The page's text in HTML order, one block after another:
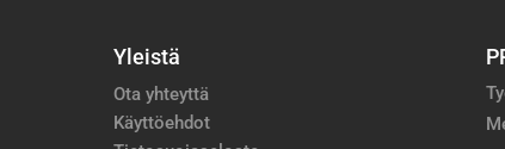
Yleistä
Ota yhteyttä
Käyttöehdot